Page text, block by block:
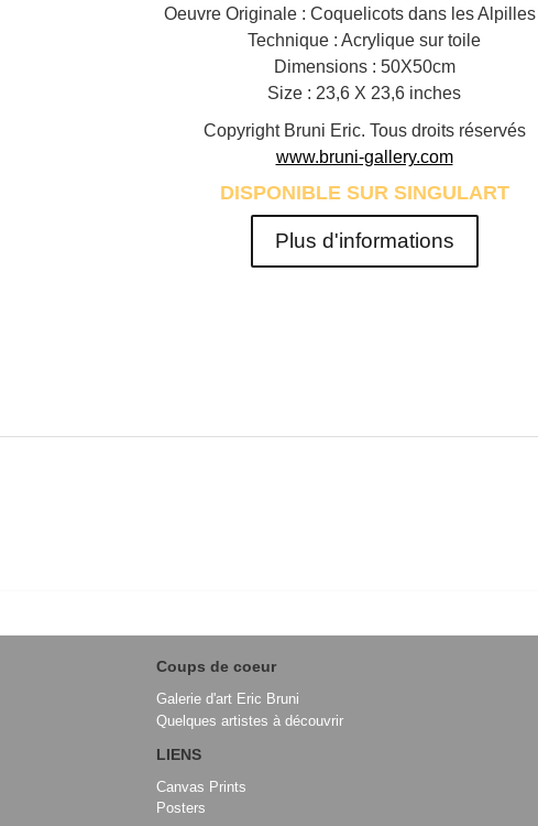
Oeuvre Originale : Coquelicots dans les Alpilles
Technique : Acrylique sur toile
Dimensions : 50X50cm
Size : 23,6 X 23,6 inches
Copyright Bruni Eric. Tous droits réservés
www.bruni-gallery.com
DISPONIBLE SUR SINGULART
Plus d'informations
Coups de coeur
Galerie d'art Eric Bruni
Quelques artistes à découvrir
LIENS
Canvas Prints
Posters